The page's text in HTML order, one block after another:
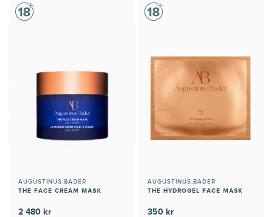
AUGUSTINUS.BADER
THE FACE CREAM MASK
2 480 kr
AUGUSTINUS.BADER
THE HYDROGEL FACE MASK
350 kr